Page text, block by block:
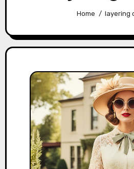
Home layering